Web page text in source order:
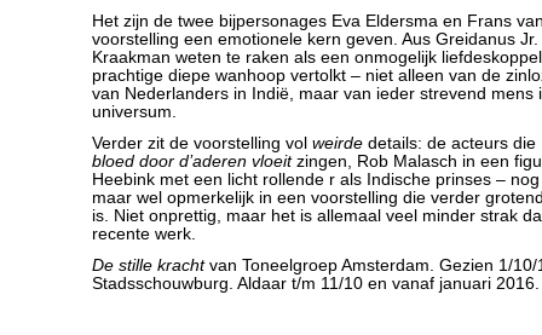
Het zijn de twee bijpersonages Eva Eldersma en Frans
voorstelling een emotionele kern geven. Aus Greidanus
Kraakman weten te raken als een onmogelijk
prachtige diepe wanhoop vertolkt – niet alleen van de
van Nederlanders in Indië, maar van ieder strevend mens
universum.
Verder zit de voorstelling vol weirde details: de acteurs die
bloed door d’aderen vloeitzingen, Rob Malasch in een
Heebink met een licht rollende r als Indische prinses –
maar wel opmerkelijk in een voorstelling die verder
is. Niet onprettig, maar het is allemaal veel minder strak
recente werk.
De stille krachtvan Toneelgroep Amsterdam. Gezien 1/10/
Stadsschouwburg. Aldaar t/m 11/10 en vanaf januari